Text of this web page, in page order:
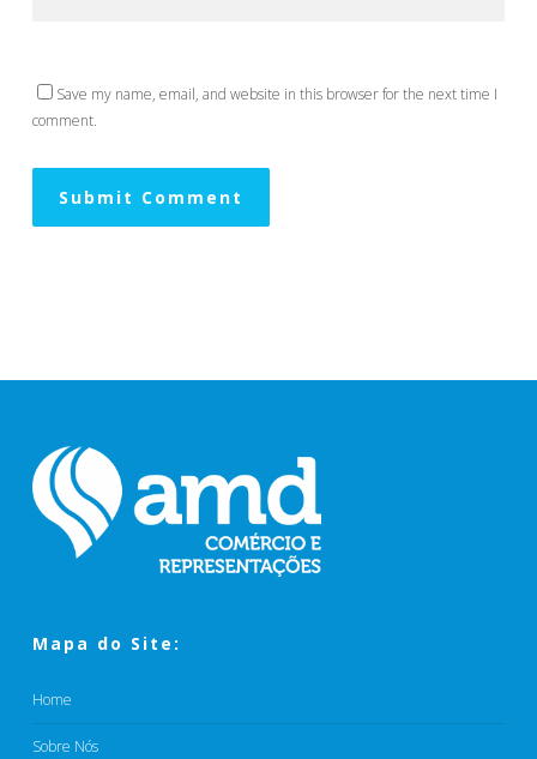
Save my name, email, and website in this browser for the next time I
comment.
Mapa do Site:
Home
Sobre Nós